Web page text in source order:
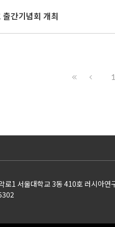
간기념회 개최
로1 서울대학교 3동 410호 러시아연